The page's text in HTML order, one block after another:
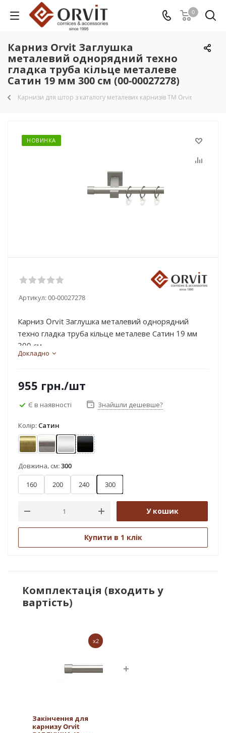
0
Карниз Orvit Заглушка
металевий однорядний техно
гладка труба кільце металеве
Сатин 19 мм 300 см (00-00027278)
Карнизи для штор з каталогу металевих карнизів TM Orvit
НОВИНКА
Артикул:00-00027278
Карниз Orvit Заглушка металевий однорядний
техно гладка труба кільце металеве Сатин 19 мм
300 см...
Докладно
955 грн./шт
Є в наявності Знайшли дешевше?
Колір: Сатин
АнтикНержавіюча сталь
Сатин Чорний оксамит
Довжина, см:300
160 200 240 300
У кошик
Купити в 1 клік
Комплектація (входить у
вартість)
x2
Закінчення для
карнизу Orvit